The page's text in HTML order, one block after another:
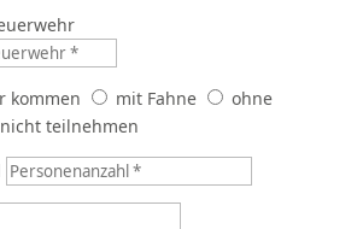
kommen mit Fahne
ohne
teilnehmen